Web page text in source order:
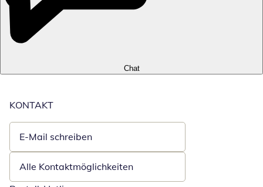
Chat
KONTAKT
E-Mail schreiben
Öffnet E-Mail-Client
Alle Kontaktmöglichkeiten